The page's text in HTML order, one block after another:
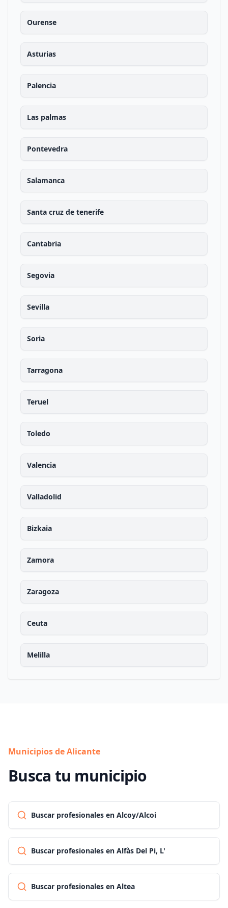
Ourense
Asturias
Palencia
Las palmas
Pontevedra
Salamanca
Santa cruz de tenerife
Cantabria
Segovia
Sevilla
Soria
Tarragona
Teruel
Toledo
Valencia
Valladolid
Bizkaia
Zamora
Zaragoza
Ceuta
Melilla
Municipios de Alicante
Busca tu municipio
Buscar profesionales en Alcoy/Alcoi
Buscar profesionales en Alfàs Del Pi, L'
Buscar profesionales en Altea